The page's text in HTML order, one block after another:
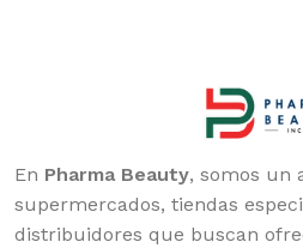
En Pharma Beauty, somos un
supermercados, tiendas
distribuidores que buscan